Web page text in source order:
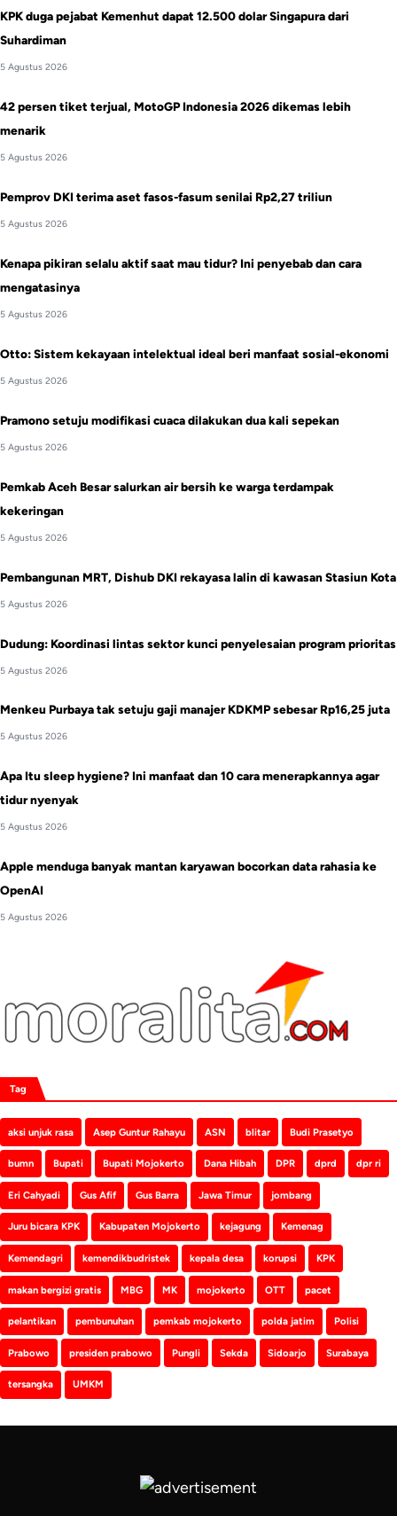
KPK duga pejabat Kemenhut dapat 12.500 dolar Singapura dari
Suhardiman
5 Agustus 2026
42 persen tiket terjual, MotoGP Indonesia 2026 dikemas lebih
menarik
5 Agustus 2026
Pemprov DKI terima aset fasos-fasum senilai Rp2,27 triliun
5 Agustus 2026
Kenapa pikiran selalu aktif saat mau tidur? Ini penyebab dan cara
mengatasinya
5 Agustus 2026
Otto: Sistem kekayaan intelektual ideal beri manfaat sosial-ekonomi
5 Agustus 2026
Pramono setuju modifikasi cuaca dilakukan dua kali sepekan
5 Agustus 2026
Pemkab Aceh Besar salurkan air bersih ke warga terdampak
kekeringan
5 Agustus 2026
Pembangunan MRT, Dishub DKI rekayasa lalin di kawasan Stasiun Kota
5 Agustus 2026
Dudung: Koordinasi lintas sektor kunci penyelesaian program prioritas
5 Agustus 2026
Menkeu Purbaya tak setuju gaji manajer KDKMP sebesar Rp16,25 juta
5 Agustus 2026
Apa Itu sleep hygiene? Ini manfaat dan 10 cara menerapkannya agar
tidur nyenyak
5 Agustus 2026
Apple menduga banyak mantan karyawan bocorkan data rahasia ke
OpenAI
5 Agustus 2026
Tag
aksi unjuk rasa Asep Guntur Rahayu ASN blitar Budi Prasetyo
bumn Bupati Bupati Mojokerto Dana Hibah DPR dprd dpr ri
Eri Cahyadi Gus Afif Gus Barra Jawa Timur jombang
Juru bicara KPK Kabupaten Mojokerto kejagung Kemenag
Kemendagri kemendikbudristek kepala desa korupsi KPK
makan bergizi gratis MBG MK mojokerto OTT pacet
pelantikan pembunuhan pemkab mojokerto polda jatim Polisi
Prabowo presiden prabowo Pungli Sekda Sidoarjo Surabaya
tersangka UMKM